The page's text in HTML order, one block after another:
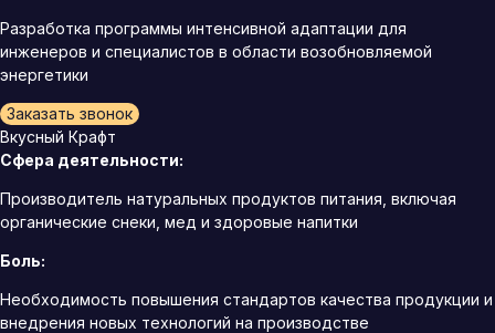
Разработка программы интенсивной адаптации для
инженеров и специалистов в области возобновляемой
энергетики
Заказать звонок
Вкусный Крафт
Сфера деятельности:
Производитель натуральных продуктов питания, включая
органические снеки, мед и здоровые напитки
Боль:
Необходимость повышения стандартов качества продукции и
внедрения новых технологий на производстве